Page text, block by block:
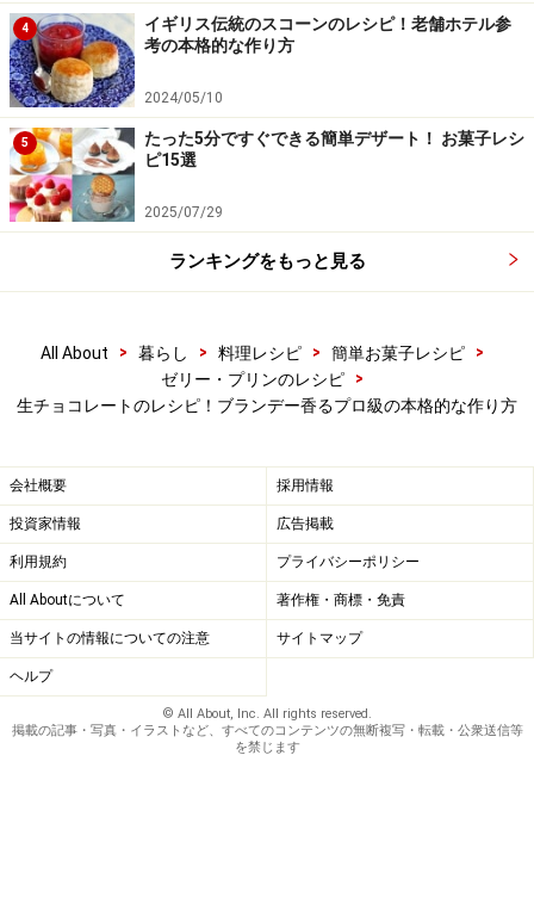
4
切り分けて冷やす。カカオパウダーをふるう。
適当な大きさに切り分けた後、再度冷やします。
カカオパウダーを上からふるい、刷毛で表面に刷り込む
ようにして余分なカカオパウダーを落とします。もう一
度全体にカカオパウダーをかけて出来上がりです。
4
イギリス伝統のスコーンのレシピ！老舗ホテル参
考の本格的な作り方
2024/05/10
5
たった5分ですぐできる簡単デザート！ お菓子レシ
ピ15選
2025/07/29
ランキングをもっと見る
All About > 暮らし > 料理レシピ > 簡単お菓子レシピ
>
ゼリー・プリンのレシピ
>
生チョコレートのレシピ！ブランデー香るプロ級の本格的な作り方
会社概要 採用情報
投資家情報 広告掲載
利用規約 プライバシーポリシー
All Aboutについて 著作権・商標・免責
当サイトの情報についての注意 サイトマップ
ヘルプ
© All About, Inc. All rights reserved.
掲載の記事・写真・イラストなど、すべてのコンテンツの無断複写・転載・公衆送信等
を禁じます